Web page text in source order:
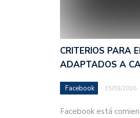
CRITERIOS PARA
ADAPTADOS A
Facebook 15/03/2016
Facebook está